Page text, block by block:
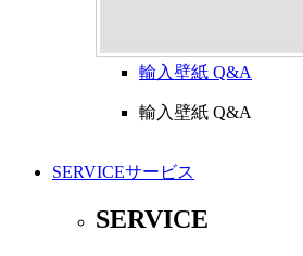
輸入壁紙 Q&A
輸入壁紙 Q&A
SERVICEサービス
SERVICE